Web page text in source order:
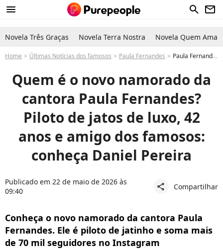
menu search newsletter
Novela Três Graças Novela Terra Nostra Novela Quem Ama
Home Últimas Notícias dos famosos Paula Fernandes Paula Fernandes namorado: piloto famoso no Instagram conquista coração da cantora sertaneja e assume romance; fotos
Quem é o novo namorado da
cantora Paula Fernandes?
Piloto de jatos de luxo, 42
anos e amigo dos famosos:
conheça Daniel Pereira
Publicado em 22 de maio de 2026 às
09:40
share Compartilhar
Conheça o novo namorado da cantora Paula
Fernandes. Ele é piloto de jatinho e soma mais
de 70 mil seguidores no Instagram